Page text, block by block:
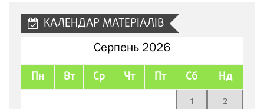
КАЛЕНДАР МАТЕРІАЛІВ
Серпень 2026
Пн Вт Ср Чт Пт Сб Нд
1
2